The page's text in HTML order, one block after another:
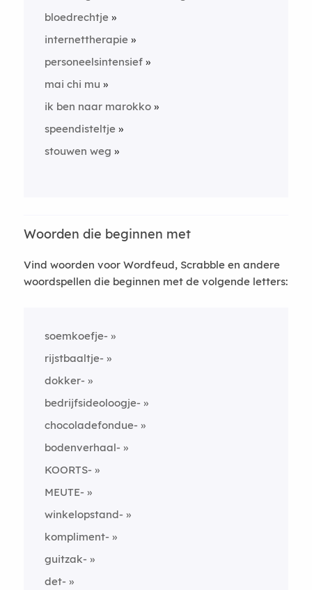
bloedrechtje
internettherapie
personeelsintensief
mai chi mu
ik ben naar marokko
speendisteltje
stouwen weg
Woorden die beginnen met
Vind woorden voor Wordfeud, Scrabble en andere
woordspellen die beginnen met de volgende letters:
soemkoefje-
rijstbaaltje-
dokker-
bedrijfsideoloogje-
chocoladefondue-
bodenverhaal-
KOORTS-
MEUTE-
winkelopstand-
kompliment-
guitzak-
det-